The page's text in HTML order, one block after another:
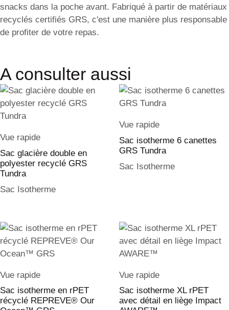
snacks dans la poche avant. Fabriqué à partir de matériaux
recyclés certifiés GRS, c'est une manière plus responsable
de profiter de votre repas.
A consulter aussi
Vue rapide
Sac glacière double en
polyester recyclé GRS
Tundra
Sac Isotherme
Vue rapide
Sac isotherme 6 canettes
GRS Tundra
Sac Isotherme
Vue rapide
Sac isotherme en rPET
récyclé REPREVE® Our
Vue rapide
Sac isotherme XL rPET
avec détail en liège Impact